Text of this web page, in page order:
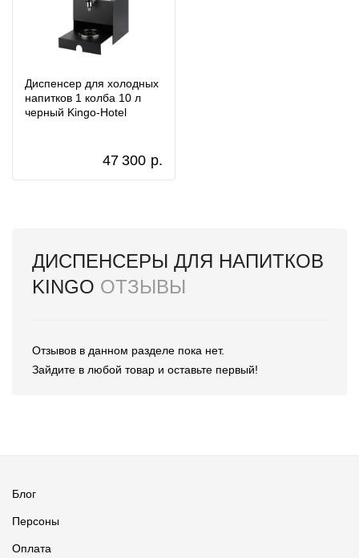
Диспенсер для холодных
напитков 1 колба 10 л
черный Kingo-Hotel
47 300 р.
ДИСПЕНСЕРЫ ДЛЯ НАПИТКОВ
KINGO ОТЗЫВЫ
Отзывов в данном разделе пока нет.
Зайдите в любой товар и оставьте первый!
Блог
Персоны
Оплата